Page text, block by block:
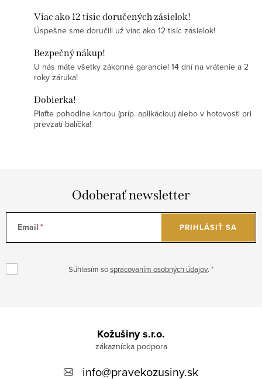
Viac ako 12 tisíc doručených zásielok!
Úspešne sme doručili už viac ako 12 tisíc zásielok!
Bezpečný nákup!
U nás máte všetky zákonné garancie! 14 dní na vrátenie a 2
roky záruka!
Dobierka!
Plaťte pohodlne kartou (príp. aplikáciou) alebo v hotovosti pri
prevzatí balíčka!
Odoberať newsletter
Email
Súhlasím sospracovaním osobných údajov.
PRIHLÁSIŤ SA
Kožušiny s.r.o.
info@pravekozusiny.sk